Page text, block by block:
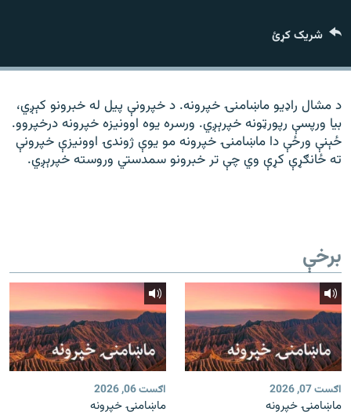
موږ وڅارئ
د ازادې اروپا راډیو ټولې ووبپاڼې
شریک کړئ
د مشال راډیو ماښامنۍ خپرونه. د خپرونې پیل له خبرونو کېږي،
بیا ورپسې رپورټونه خپرېږي. ورسره یوه اوونیزه خپرونه درخپروو.
ځېنې ورځې دا ماښامنۍ خپرونه مو یوې ژوندۍ اوونیزې خپرونې
ته ځانګړې کړې وي چې تر خبرونو سمدستي وروسته خپرېږي.
برخې
اګست 07, 2026
ماښامنۍ خپرونه
اګست 06, 2026
ماښامنۍ خپرونه